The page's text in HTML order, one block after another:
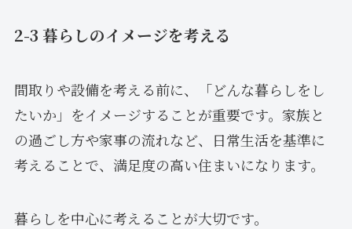
2-3 暮らしのイメージを考える
間取りや設備を考える前に、「どんな暮らしをし
たいか」をイメージすることが重要です。家族と
の過ごし方や家事の流れなど、日常生活を基準に
考えることで、満足度の高い住まいになります。
暮らしを中心に考えることが大切です。